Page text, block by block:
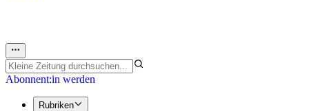
Abonnent:in werden
Rubriken